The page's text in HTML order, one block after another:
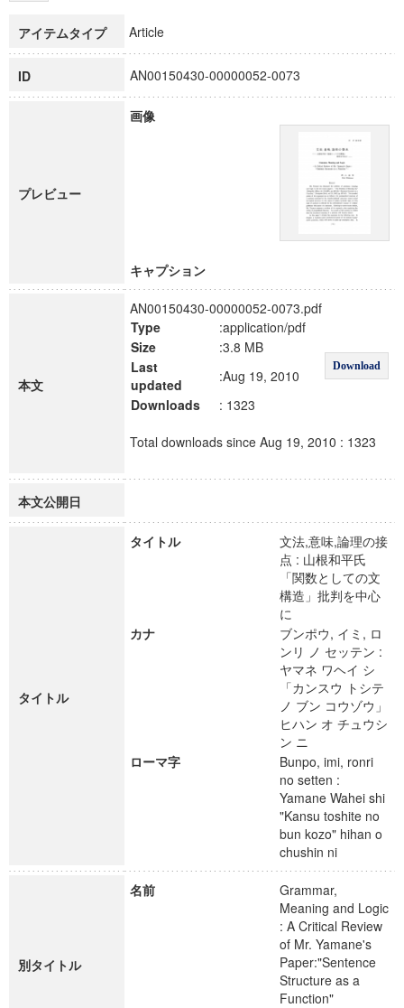
博士課程教育リーディングプログラム「超成熟社会発展のサ
アイテムタイプ Article
ID AN00150430-00000052-0073
プレビュー
画像
キャプション
本文
AN00150430-00000052-0073.pdf
Type
:application/pdf
Download
Size
:3.8 MB
Last
updated
:Aug 19, 2010
Downloads
: 1323
Total downloads since Aug 19, 2010 : 1323
本文公開日
タイトル
タイトル
文法,意味,論理の接
点 : 山根和平氏
「関数としての文
構造」批判を中心
に
カナ
ブンポウ, イミ, ロ
ンリ ノ セッテン :
ヤマネ ワヘイ シ
「カンスウ トシテ
ノ ブン コウゾウ」
ヒハン オ チュウシ
ン ニ
ローマ字
Bunpo, imi, ronri
no setten :
Yamane Wahei shi
"Kansu toshite no
bun kozo" hihan o
chushin ni
別タイトル
名前
Grammar,
Meaning and Logic
: A Critical Review
of Mr. Yamane's
Paper:"Sentence
Structure as a
Function"